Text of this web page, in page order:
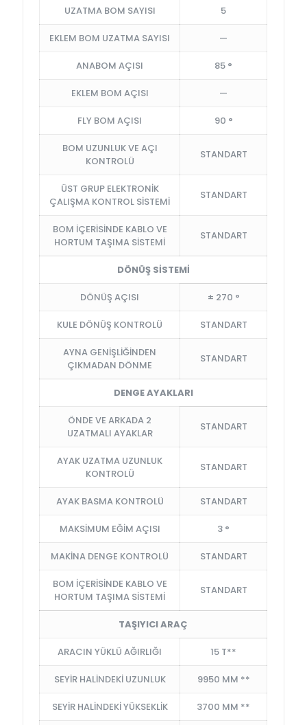
UZATMA BOM SAYISI 5
EKLEM BOM UZATMA SAYISI —
ANABOM AÇISI 85 °
EKLEM BOM AÇISI —
FLY BOM AÇISI 90 °
BOM UZUNLUK VE AÇI
KONTROLÜ
STANDART
ÜST GRUP ELEKTRONİK
ÇALIŞMA KONTROL SİSTEMİ
STANDART
BOM İÇERİSİNDE KABLO VE
HORTUM TAŞIMA SİSTEMİ
STANDART
DÖNÜŞ SİSTEMİ
DÖNÜŞ AÇISI ± 270 °
KULE DÖNÜŞ KONTROLÜ STANDART
AYNA GENİŞLİĞİNDEN
ÇIKMADAN DÖNME
STANDART
DENGE AYAKLARI
ÖNDE VE ARKADA 2
UZATMALI AYAKLAR
STANDART
AYAK UZATMA UZUNLUK
KONTROLÜ
STANDART
AYAK BASMA KONTROLÜ STANDART
MAKSİMUM EĞİM AÇISI 3 °
MAKİNA DENGE KONTROLÜ STANDART
BOM İÇERİSİNDE KABLO VE
HORTUM TAŞIMA SİSTEMİ
STANDART
TAŞIYICI ARAÇ
ARACIN YÜKLÜ AĞIRLIĞI 15 T**
SEYİR HALİNDEKİ UZUNLUK 9950 MM **
SEYİR HALİNDEKİ YÜKSEKLİK 3700 MM **